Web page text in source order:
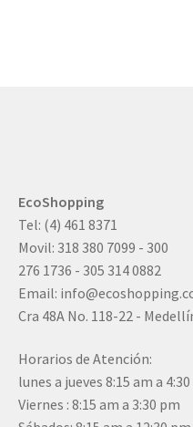
EcoShopping
Tel: (4) 461 8371
Movil: 318 380 7099 - 300
276 1736 - 305 314 0882
Email:
Cra 48A No. 118-22 -
Horarios de Atención:
lunes a jueves 8:15 am a
Viernes : 8:15 am a 3:30 pm